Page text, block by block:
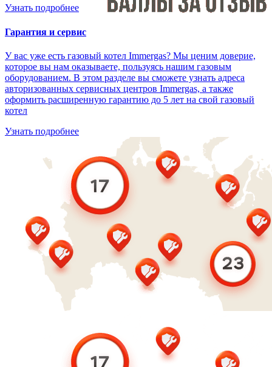
Узнать подробнее
Гарантия и сервис
У вас уже есть газовый котел Immergas? Мы ценим доверие,
которое вы нам оказываете, пользуясь нашим газовым
оборудованием. В этом разделе вы сможете узнать адреса
авторизованных сервисных центров Immergas, а также
оформить расширенную гарантию до 5 лет на свой газовый
котел
Узнать подробнее